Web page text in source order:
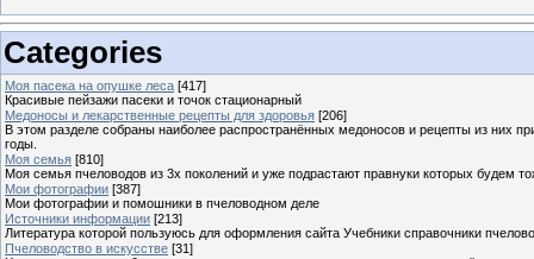
Categories
Моя пасека на опушке леса [417]
Красивые пейзажи пасеки и точок стационарный
Медоносы и лекарственные рецепты для здоровья [206]
В этом разделе собраны наиболее распространённых медоносов и рецепты из них
годы.
Моя семья [810]
Моя семья пчеловодов из 3х поколений и уже подрастают правнуки которых будем
Мои фотографии [387]
Мои фотографии и помошники в пчеловодном деле
Источники информации [213]
Литература которой пользуюсь для оформления сайта Учебники справочники
Пчеловодство в искусстве [31]